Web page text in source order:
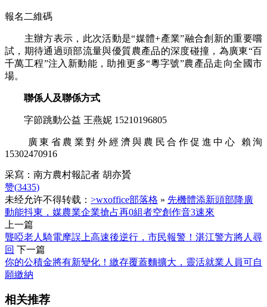
報名二維碼
主辦方表示，此次活動是“媒體+產業”融合創新的重要嚐
試，期待通過頭部流量與優質農產品的深度碰撞，為廣東“百
千萬工程”注入新動能，助推更多“粵字號”農產品走向全國市
場。
聯係人及聯係方式
字節跳動公益 王燕妮 15210196805
廣東省農業對外經濟與農民合作促進中心 賴洵
15302470916
采寫：南方農村報記者 胡亦贇
赞(3435)
未经允许不得转载： >wxoffice部落格 » 先機體添新頭部降廣
動能抖東，媒農業企業搶占再0組者空創作音3速來
上一篇
聾啞老人騎電摩誤上高速後逆行，市民報警！湛江警方將人尋
回 下一篇
你的公積金將有新變化！繳存覆蓋麵擴大，靈活就業人員可自
願繳納
相关推荐